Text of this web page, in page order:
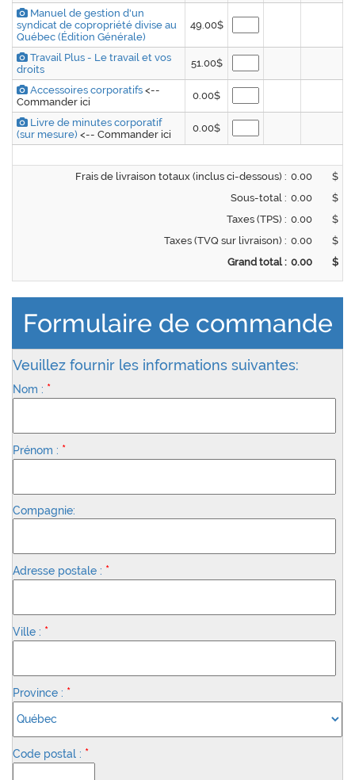
Manuel de gestion d'un
syndicat de copropriété divise au
Québec (Édition Générale)
49.00$
Travail Plus - Le travail et vos
droits
51.00$
Accessoires corporatifs <--
Commander ici
0.00$
Livre de minutes corporatif
(sur mesure) <-- Commander ici
0.00$
Frais de livraison totaux (inclus ci-dessous) :
$
Sous-total :
$
Taxes (TPS) :
$
Taxes (TVQ sur livraison) :
$
Grand total :
$
Formulaire de commande
Veuillez fournir les informations suivantes:
Nom : *
Prénom : *
Compagnie:
Adresse postale : *
Ville : *
Province : *
Code postal : *